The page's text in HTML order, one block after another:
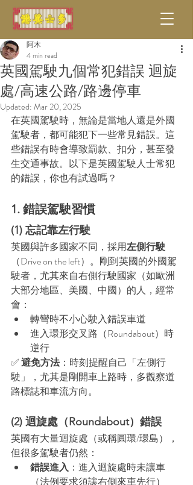
英國駕駛九個常犯錯誤 迴旋
處/高速公路/路邊停車
阿木
4 min read
Updated: Mar 20, 2025
在英國駕駛時，無論是當地人還是外國
駕駛者，都可能犯下一些常見錯誤。這
些錯誤有時會導致罰款、扣分，甚至發
生交通事故。以下是英國駕駛人士常犯
的錯誤，你也有試過嗎？
1. 錯誤駕駛習慣
(1) 忘記靠左行駛
英國與許多國家不同，採用左側行駛
（Drive on the left）。剛到英國的外國駕
駛者，尤其來自右側行駛國家（如歐洲
大部分地區、美國、中國）的人，經常
會：
轉彎時不小心駛入錯誤車道
進入環形交叉路（Roundabout）時
逆行
✅ 避免方法：時刻提醒自己「左側行
駛」，尤其是剛開車上路時，多觀察道
路標誌和車流方向。
(2) 迴旋處（Roundabout）錯誤
英國有大量迴旋處（或稱圓環/環島），
但很多駕駛者仍然：
錯誤進入：進入迴旋處時未讓車
（法例要求須讓右側來車先行）